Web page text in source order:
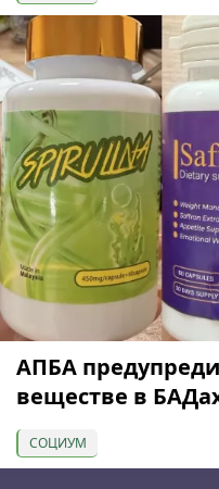
АПБА
веществе в
СОЦИУМ